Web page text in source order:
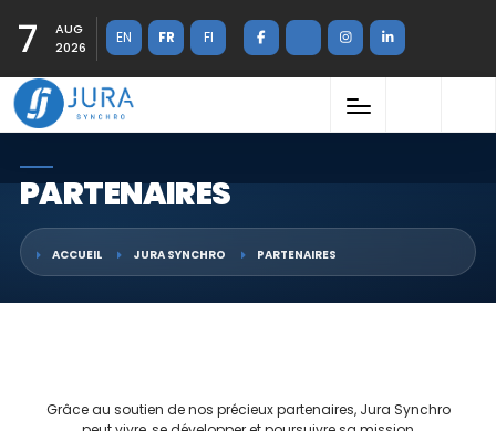
7
AUG
2026
EN FR FI
PARTENAIRES
ACCUEIL JURA SYNCHRO PARTENAIRES
Grâce au soutien de nos précieux partenaires, Jura Synchro